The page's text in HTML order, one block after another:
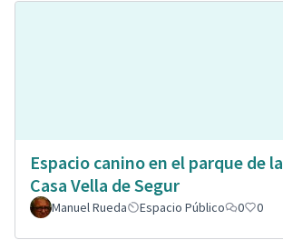
Espacio canino en el parque de la
Casa Vella de Segur
Manuel Rueda Espacio Público 0 0